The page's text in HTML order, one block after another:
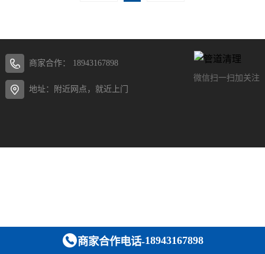
微信扫一扫加关注
商家合作： 18943167898
地址：附近网点，就近上门
商家合作电话-18943167898